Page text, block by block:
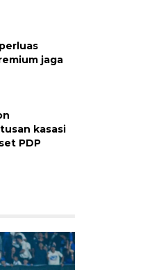
jaga
kasasi
PDP